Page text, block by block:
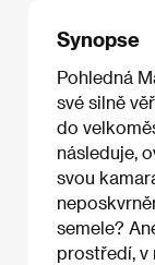
Synopse
Pohledná
své silně
do
následuje,
svou
semele?
prostředí, v